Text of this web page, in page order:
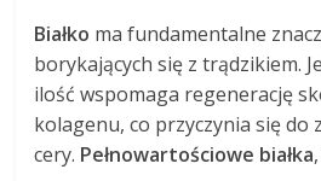
Białko ma fundamentalne
borykających się z trądzikiem.
ilość wspomaga regenerację
kolagenu, co przyczynia się do
cery. Pełnowartościowe białka